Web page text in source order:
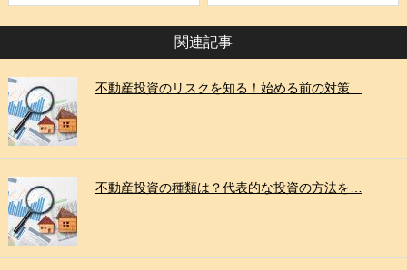
関連記事
不動産投資のリスクを知る！始める前の対策…
不動産投資の種類は？代表的な投資の方法を…